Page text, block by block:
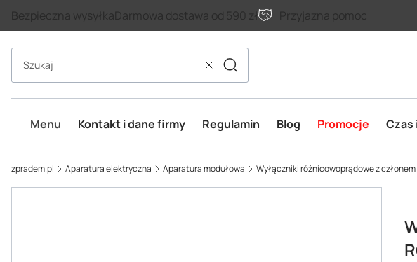
Bezpieczna wysyłkaDarmowa dostawa od 590 zł Przyjazna pomoc
WyczyśćSzukaj
Menu Kontakt i dane firmy Regulamin Blog Promocje
zpradem.pl Aparatura elektryczna Aparatura modułowa Wyłączniki różnicowoprądowe z